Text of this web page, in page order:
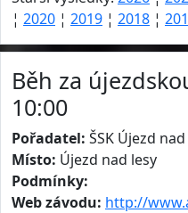
¦ 2020 ¦ 2019 ¦ 2018 ¦
Běh za
10:00
Pořadatel: ŠSK Újezd
Místo: Újezd nad lesy
Podmínky:
Web závodu: http://